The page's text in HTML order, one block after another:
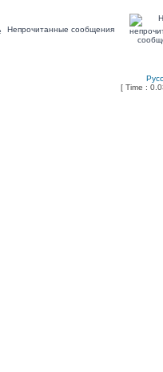
Непрочитанные сообщения
[ Time :